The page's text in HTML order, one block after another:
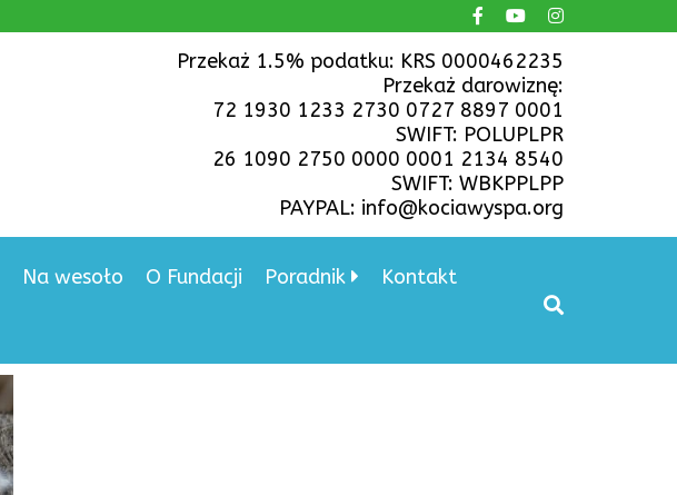
Przekaż 1.5% podatku: KRS 0000462235
Przekaż darowiznę:
72 1930 1233 2730 0727 8897 0001
SWIFT: POLUPLPR
26 1090 2750 0000 0001 2134 8540
SWIFT: WBKPPLPP
PAYPAL: info@kociawyspa.org
Na wesoło O Fundacji Poradnik Kontakt